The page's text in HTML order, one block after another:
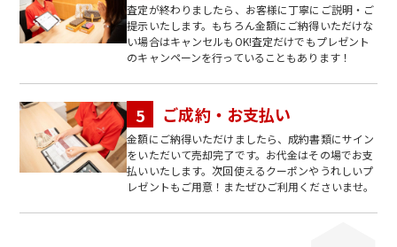
査定が終わりましたら、お客様に丁寧にご説明・ご
提示いたします。もちろん金額にご納得いただけな
い場合はキャンセルもOK!査定だけでもプレゼント
のキャンペーンを行っていることもあります！
ご成約・お支払い
金額にご納得いただけましたら、成約書類にサイン
をいただいて売却完了です。お代金はその場でお支
払いいたします。次回使えるクーポンやうれしいプ
レゼントもご用意！またぜひご利用くださいませ。